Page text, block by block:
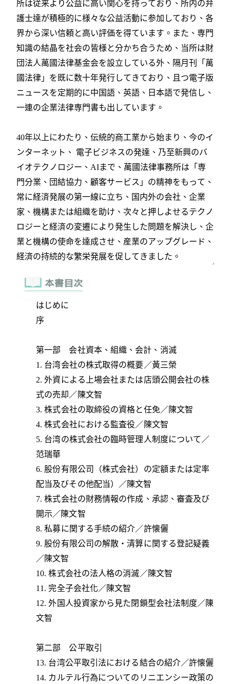
はじめに
序
第一部 会社資本、組織、会計、消滅
1. 台湾会社の株式取得の概要／黃三榮
2. 外資による上場会社または店頭公開会社の株
式の売却／陳文智
3. 株式会社の取締役の資格と任免／陳文智
4. 株式会社における監査役／陳文智
5. 台湾の株式会社の臨時管理人制度について／
范瑞華
6. 股份有限公司（株式会社）の定額または定率
配当及びその他配当）／陳文智
7. 株式会社の財務情報の作成、承認、審査及び
開示／陳文智
8. 私募に関する手続の紹介／許懐儷
9. 股份有限公司の解散・清算に関する登記疑義
／陳文智
10. 株式会社の法人格の消滅／陳文智
11. 完全子会社化／陳文智
12. 外国人投資家から見た閉鎖型会社法制度／陳
文智
第二部 公平取引
13. 台湾公平取引法における結合の紹介／許懐儷
14. カルテル行為についてのリニエンシー政策の